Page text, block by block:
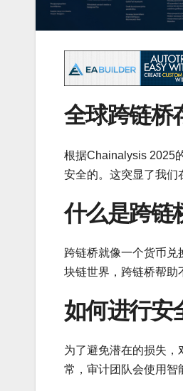
全球跨链桥
根据Chainalysis 2025
安全的。这突显了我们
什么是跨链
跨链桥就像一个货币
块链世界，跨链桥帮助
如何进行安
为了避免潜在的损失，
常，审计团队会使用智